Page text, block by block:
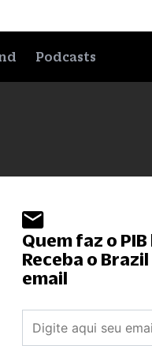
Podcasts
Quem faz o PIB
Receba o
email